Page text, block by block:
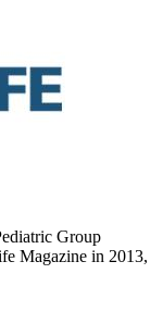
Group
Magazine in 2013,